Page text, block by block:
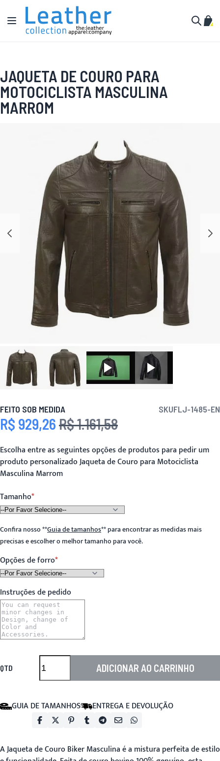
Pular para o conteúdo
Alternar Nav
JAQUETA DE COURO PARA
MOTOCICLISTA MASCULINA
MARROM
FEITO SOB MEDIDA SKUFLJ-1485-EN
Preço Especial
R$ 929,26 Preço
R$ 1.161,58
Escolha entre as seguintes opções de produtos para pedir um
produto personalizado Jaqueta de Couro para Motociclista
Masculina Marrom
Tamanho
Confira nosso**Guia de tamanhos**para encontrar as medidas mais
precisas e escolher o melhor tamanho para você.
Opções de forro
Instruções de pedido
QTD ADICIONAR AO CARRINHO
GUIA DE TAMANHOS ENTREGA E DEVOLUÇÃO
AJaqueta de Couro Biker Masculinaé a mistura perfeita de estilo